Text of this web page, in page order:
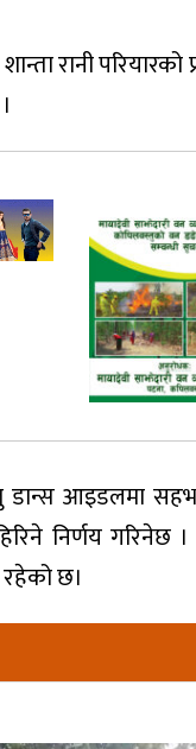
रानी
आइडलमा
निर्णय
रहेको छ।